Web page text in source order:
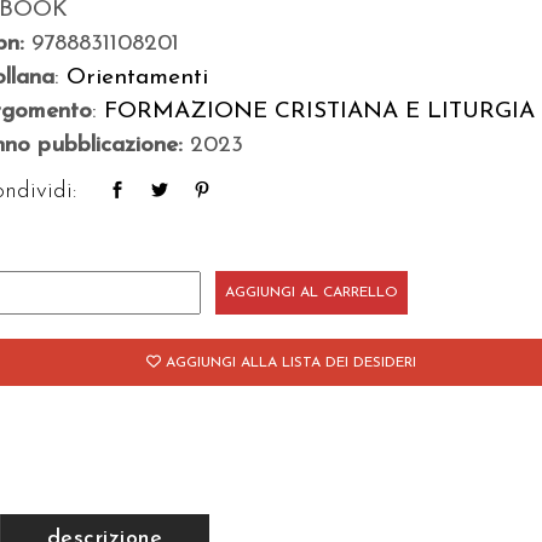
9788831108201
: Orientamenti
: FORMAZIONE CRISTIANA E LITURGIA
pubblicazione: 2023
AGGIUNGI AL CARRELLO
AGGIUNGI ALLA LISTA DEI DESIDERI